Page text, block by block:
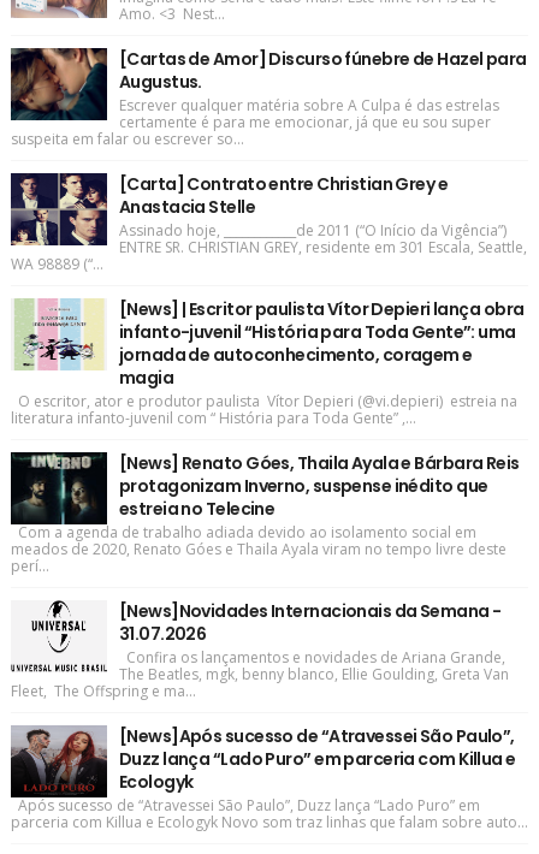
Amo. <3 Nest...
[Cartas de Amor] Discurso fúnebre de Hazel para
Augustus.
Escrever qualquer matéria sobre A Culpa é das estrelas
certamente é para me emocionar, já que eu sou super
suspeita em falar ou escrever so...
[Carta] Contrato entre Christian Grey e
Anastacia Stelle
Assinado hoje, ____________de 2011 (“O Início da Vigência”)
ENTRE SR. CHRISTIAN GREY, residente em 301 Escala, Seattle,
WA 98889 (“...
[News] | Escritor paulista Vítor Depieri lança obra
infanto-juvenil “História para Toda Gente”: uma
jornada de autoconhecimento, coragem e
magia
O escritor, ator e produtor paulista Vítor Depieri (@vi.depieri) estreia na
literatura infanto-juvenil com “ História para Toda Gente” ,...
[News] Renato Góes, Thaila Ayala e Bárbara Reis
protagonizam Inverno, suspense inédito que
estreia no Telecine
Com a agenda de trabalho adiada devido ao isolamento social em
meados de 2020, Renato Góes e Thaila Ayala viram no tempo livre deste
perí...
[News]Novidades Internacionais da Semana -
31.07.2026
Confira os lançamentos e novidades de Ariana Grande,
The Beatles, mgk, benny blanco, Ellie Goulding, Greta Van
Fleet, The Offspring e ma...
[News]Após sucesso de “Atravessei São Paulo”,
Duzz lança “Lado Puro” em parceria com Killua e
Ecologyk
Após sucesso de “Atravessei São Paulo”, Duzz lança “Lado Puro” em
parceria com Killua e Ecologyk Novo som traz linhas que falam sobre auto...